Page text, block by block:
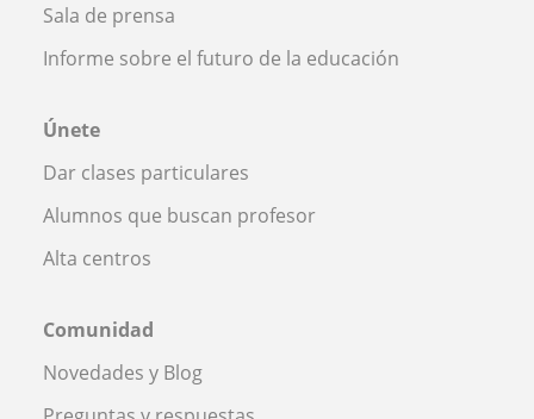
Sala de prensa
Informe sobre el futuro de la educación
Únete
Dar clases particulares
Alumnos que buscan profesor
Alta centros
Comunidad
Novedades y Blog